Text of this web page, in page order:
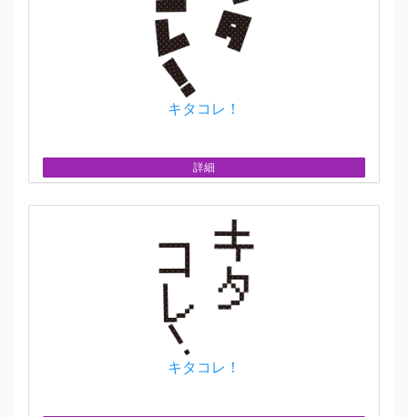
キタコレ！
詳細
キタコレ！